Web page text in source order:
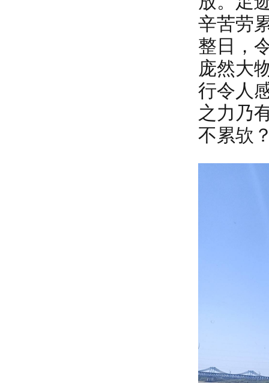
辛苦劳
整日，
庞然大
行令人
之力乃
不累欤